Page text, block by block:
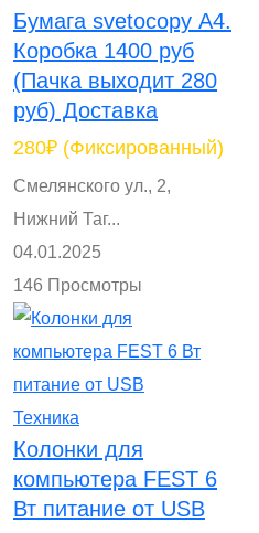
Бумага svetocopy А4.
Коробка 1400 руб
(Пачка выходит 280
руб) Доставка
280₽ (Фиксированный)
Смелянского ул., 2,
Нижний Таг...
04.01.2025
146 Просмотры
Техника
Колонки для
компьютера FEST 6
Вт питание от USB